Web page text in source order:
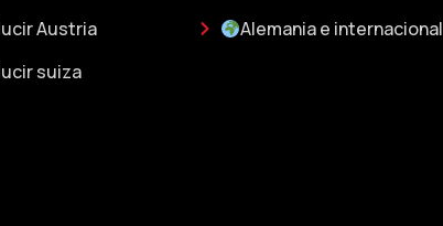
Austria
suiza
Alemania e internacional